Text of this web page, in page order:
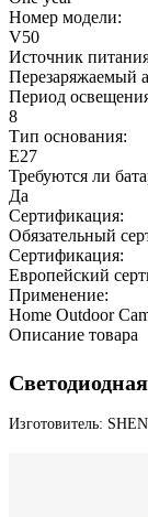
Номер модели:
V50
Источник
Перезаряжаемый
Период
8
Тип основания:
E27
Требуются ли
Да
Сертификация:
Обязательный
Сертификация:
Европейский
Применение:
Home Outdoor
Описание товара
Изготовитель: